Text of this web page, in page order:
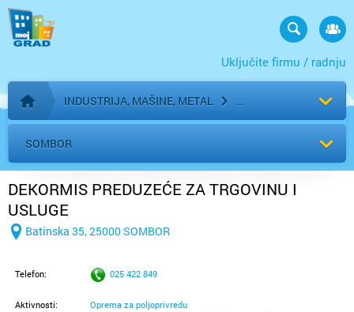
Uključite firmu / radnju
Početna stranica
INDUSTRIJA, MAŠINE, METAL
SOMBOR
DEKORMIS PREDUZEĆE ZA TRGOVINU I
USLUGE
Batinska 35, 25000 SOMBOR
Telefon: 025 422 849
Aktivnosti: Oprema za poljoprivredu